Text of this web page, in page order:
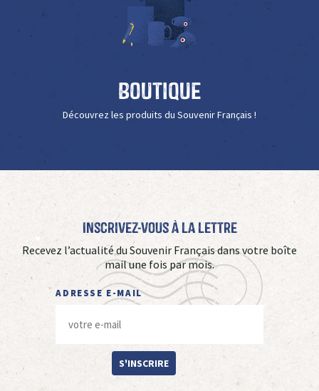
Boutique
Découvrez les produits du Souvenir Français !
Inscrivez-vous à La Lettre
Recevez l’actualité du Souvenir Français dans votre boîte
mail une fois par mois.
ADRESSE E-MAIL
S'INSCRIRE